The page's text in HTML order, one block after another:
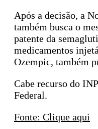
Após a decisão, a
também busca o
patente da
medicamentos
Ozempic, também
Cabe recurso do
Federal.
Fonte: Clique aqui